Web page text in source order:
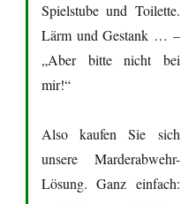
Spielstube und Toilette.
Lärm und Gestank … –
„Aber bitte nicht bei
mir!“
Also kaufen Sie sich
unsere Marderabwehr-
Lösung. Ganz einfach: